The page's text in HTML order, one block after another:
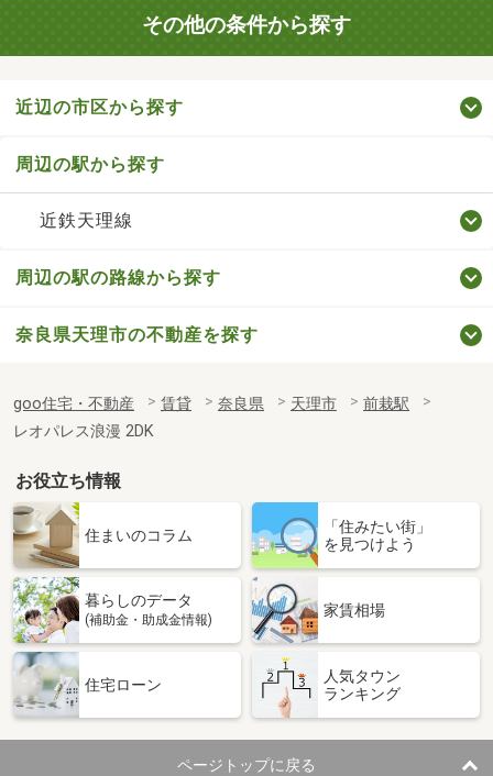
その他の条件から探す
近辺の市区から探す
周辺の駅から探す
近鉄天理線
周辺の駅の路線から探す
奈良県天理市の不動産を探す
goo住宅・不動産 賃貸 奈良県 天理市
前栽駅
レオパレス浪漫 2DK
お役立ち情報
住まいのコラム
「住みたい街」
を見つけよう
暮らしのデータ
(補助金・助成金情報)
家賃相場
住宅ローン
人気タウン
ランキング
ページトップに戻る